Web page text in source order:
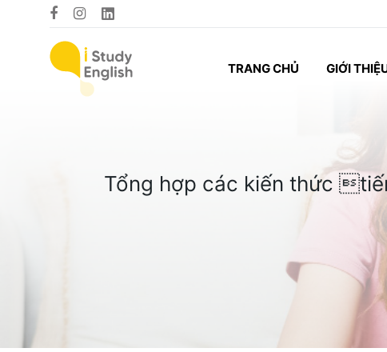
TRANG CHỦ GIỚI
Tổng hợp các kiến thức